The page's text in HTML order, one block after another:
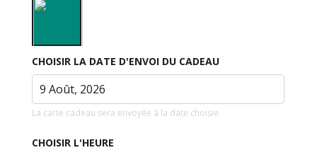
CHOISIR LA DATE D'ENVOI DU CADEAU
La carte cadeau sera envoyée à la date choisie.
CHOISIR L'HEURE